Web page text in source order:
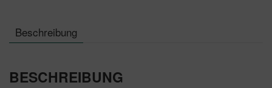
Beschreibung
BESCHREIBUNG